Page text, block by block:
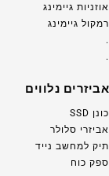
אוזניות גיימינג
רמקול גיימינג
.
.
אביזרים נלווים
כונן SSD
אביזרי סלולר
תיק למחשב נייד
ספק כוח